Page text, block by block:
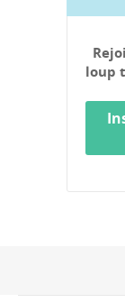
loup